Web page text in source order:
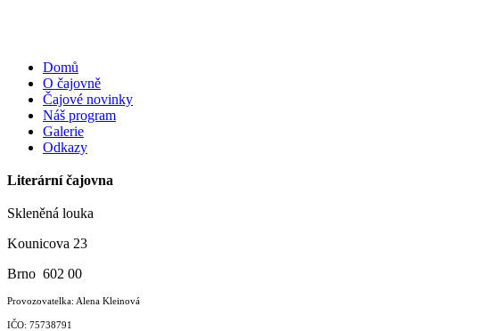
Domů
O čajovně
Čajové novinky
Náš program
Galerie
Odkazy
Literární čajovna
Skleněná louka
Kounicova 23
Brno 602 00
Provozovatelka: Alena Kleinová
IČO: 75738791